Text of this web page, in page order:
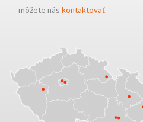
môžete náskontaktovať.